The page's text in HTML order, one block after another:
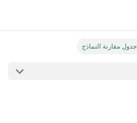
جدول مقارنة النماذج